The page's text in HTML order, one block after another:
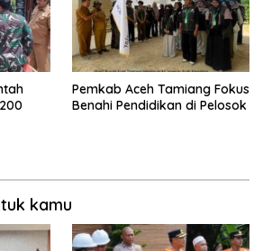
Pemkab Aceh Tamiang Fokus
Benahi Pendidikan di Pelosok
kamu